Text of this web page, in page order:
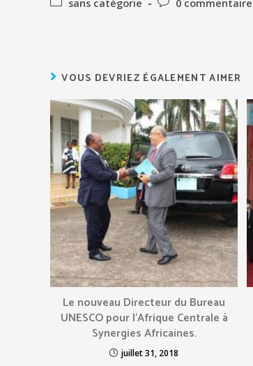
sans catégorie 0 commentaire
VOUS DEVRIEZ ÉGALEMENT AIMER
Le nouveau Directeur du Bureau
UNESCO pour l’Afrique Centrale à
Synergies Africaines.
juillet 31, 2018